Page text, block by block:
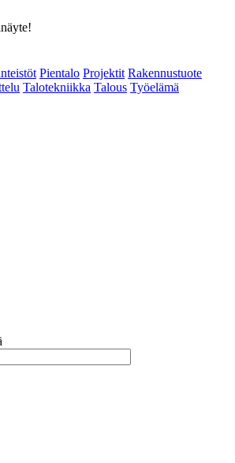
Pientalo Projektit Rakennustuote
Talotekniikka Talous Työelämä